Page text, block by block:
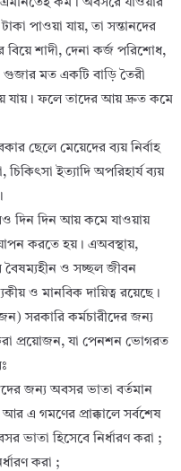
এমনিতেই কম। অবসরে যাওয়ার
পাওয়া যায়, তা সন্তানদের
বিয়ে শাদী, দেনা কর্জ পরিশোধ,
গুজার মত একটি বাড়ি তৈরী
যায়। ফলে তাদের আয় দ্রুত কমে
ছেলে মেয়েদের ব্যয় নির্বাহ
চিকিৎসা ইত্যাদি অপরিহার্য ব্যয়
দিন দিন আয় কমে যাওয়ায়
করতে হয়। এঅবস্থায়,
বৈষম্যহীন ও সচ্ছল জীবন
ও মানবিক দায়িত্ব রয়েছে।
সরকারি কর্মচারীদের জন্য
করা প্রয়োজন, যা পেনশন ভোগরত
জন্য অবসর ভাতা বর্তমান
এ গমণের প্রাক্কালে সর্বশেষ
ভাতা হিসেবে নির্ধারণ করা ;
করা ;